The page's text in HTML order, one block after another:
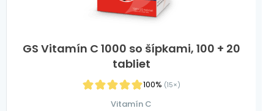
GS Vitamín C 1000 so šípkami, 100 + 20
tabliet
100% (15×)
Vitamín C